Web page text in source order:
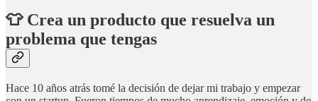
👕 Crea un producto que resuelva un
problema que tengas
Hace 10 años atrás tomé la decisión de dejar mi trabajo y empezar